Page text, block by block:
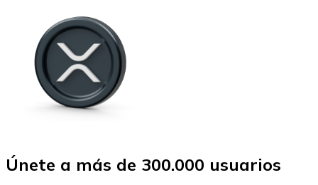
Únete a más de 300.000 usuarios